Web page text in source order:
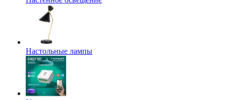
Настольные лампы